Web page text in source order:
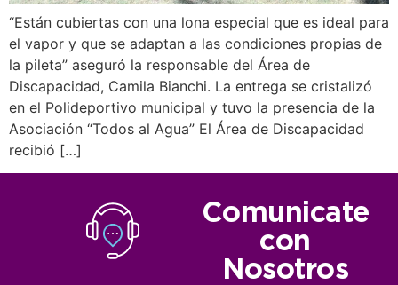
“Están cubiertas con una lona especial que es ideal para
el vapor y que se adaptan a las condiciones propias de
la pileta” aseguró la responsable del Área de
Discapacidad, Camila Bianchi. La entrega se cristalizó
en el Polideportivo municipal y tuvo la presencia de la
Asociación “Todos al Agua” El Área de Discapacidad
recibió […]
Comunicate
con
Nosotros